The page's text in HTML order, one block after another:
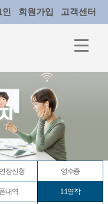
회원가입 고객센터
장신청 영수증
내역 1:1영작